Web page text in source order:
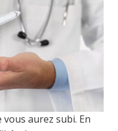
vous aurez subi. En